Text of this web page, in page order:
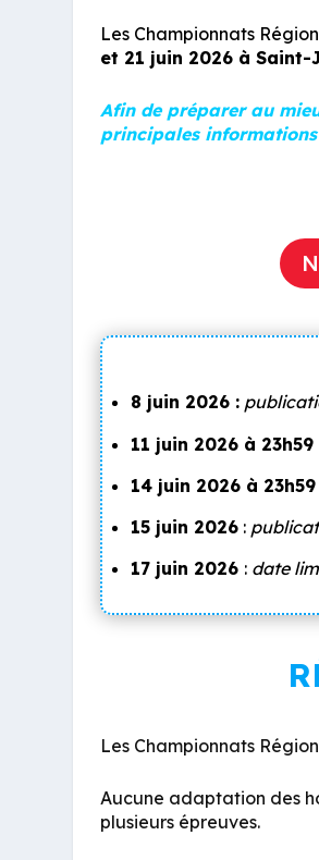
Les Championnats
et 21 juin 2026 à Saint-
Afin de préparer au
principales
8 juin 2026 :
11 juin 2026 à 23h59
14 juin 2026 à 23h59
15 juin 2026 :
17 juin 2026 : date
Les Championnats
Aucune adaptation des
plusieurs épreuves.